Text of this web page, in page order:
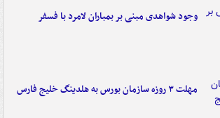
وجود شواهدی مبنی بر بمباران لامرد با فسفر
مهلت ۳ روزه سازمان بورس به هلدینگ خلیج فارس